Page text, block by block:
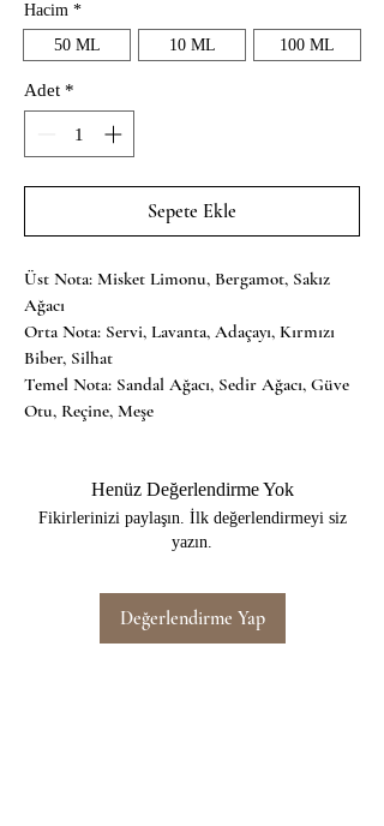
Hacim *
50 ML
10 ML 100 ML
Adet *
Sepete Ekle
Üst Nota: Misket Limonu, Bergamot, Sakız
Ağacı
Orta Nota: Servi, Lavanta, Adaçayı, Kırmızı
Biber, Silhat
Temel Nota: Sandal Ağacı, Sedir Ağacı, Güve
Otu, Reçine, Meşe
Henüz Değerlendirme Yok
Fikirlerinizi paylaşın. İlk değerlendirmeyi siz
yazın.
Değerlendirme Yap